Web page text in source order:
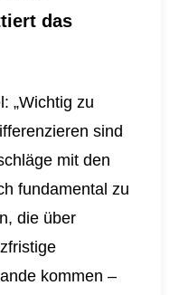
das
„Wichtig zu
sind
mit den
fundamental zu
die über
kommen –